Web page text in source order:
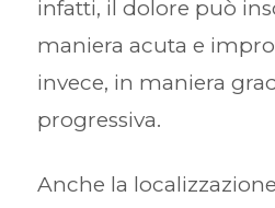
infatti, il dolore può
maniera acuta e
invece, in maniera
progressiva.
Anche la